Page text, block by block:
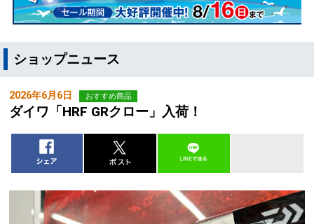
ショップニュース
2026年6月6日 おすすめ商品
ダイワ「HRF GRクロー」入荷！